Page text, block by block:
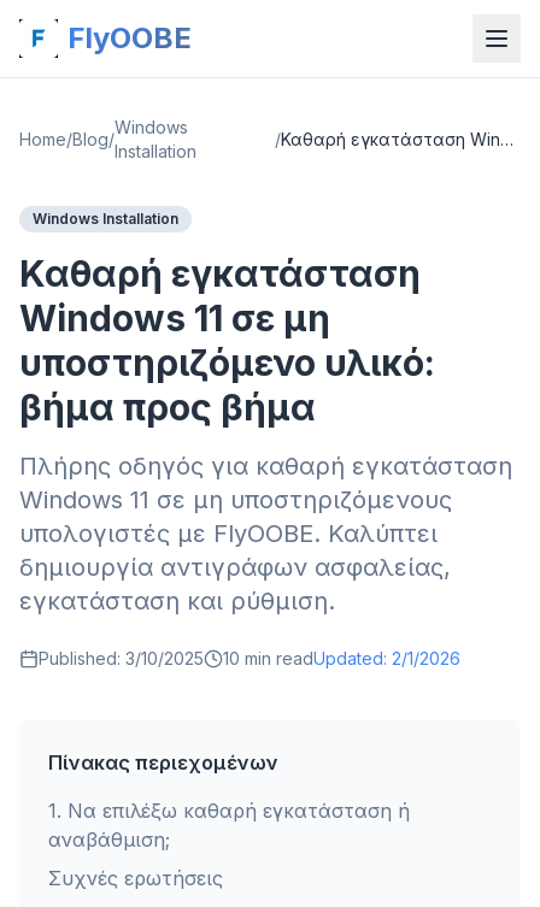
FlyOOBE
Home/Blog/
Windows
Installation
/ Καθαρή εγκατάσταση Windows 11 σε μη υποστηριζόμενο υλικό: βήμα προς βήμα
Windows Installation
Καθαρή εγκατάσταση
Windows 11 σε μη
υποστηριζόμενο υλικό:
βήμα προς βήμα
Πλήρης οδηγός για καθαρή εγκατάσταση
Windows 11 σε μη υποστηριζόμενους
υπολογιστές με FlyOOBE. Καλύπτει
δημιουργία αντιγράφων ασφαλείας,
εγκατάσταση και ρύθμιση.
Published: 3/10/2025 10 min readUpdated: 2/1/2026
Πίνακας περιεχομένων
1. Να επιλέξω καθαρή εγκατάσταση ή
αναβάθμιση;
Συχνές ερωτήσεις